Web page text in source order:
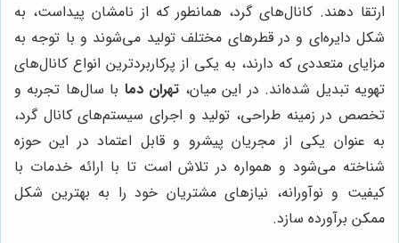
ارتقا دهند. کانال‌های گرد، همانطور که از نامشان پیداست، به
شکل دایره‌ای و در قطرهای مختلف تولید می‌شوند و با توجه به
مزایای متعددی که دارند، به یکی از پرکاربردترین انواع کانال‌های
تهویه تبدیل شده‌اند. در این میان، تهران دما با سال‌ها تجربه و
تخصص در زمینه طراحی، تولید و اجرای سیستم‌های کانال گرد،
به عنوان یکی از مجریان پیشرو و قابل اعتماد در این حوزه
شناخته می‌شود و همواره در تلاش است تا با ارائه خدمات با
کیفیت و نوآورانه، نیازهای مشتریان خود را به بهترین شکل
ممکن برآورده سازد.